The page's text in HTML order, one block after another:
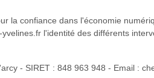
la confiance dans l'économie
l'identité des différents
- SIRET : 848 963 948 - Email :